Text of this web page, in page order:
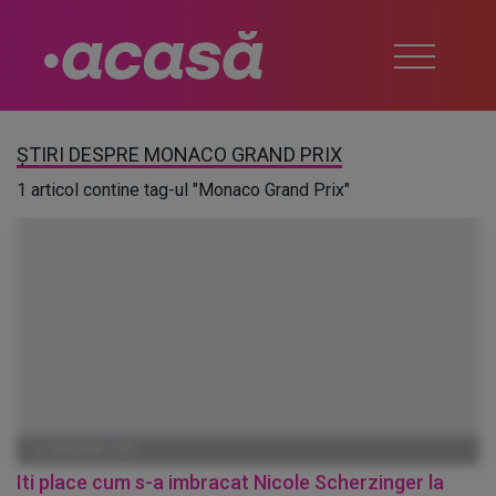
ȘTIRI DESPRE MONACO GRAND PRIX
1 articol contine tag-ul "Monaco Grand Prix"
Iti place cum s-a imbracat Nicole Scherzinger la